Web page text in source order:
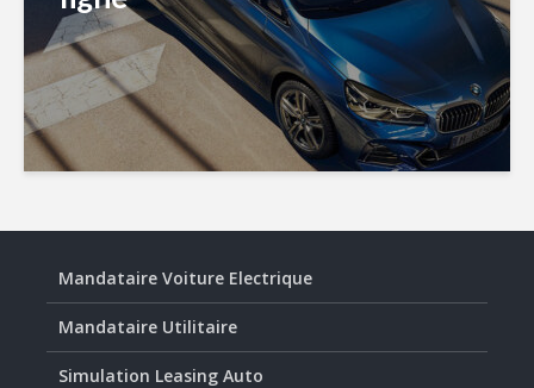
Mandataire Voiture Electrique
Mandataire Utilitaire
Simulation Leasing Auto